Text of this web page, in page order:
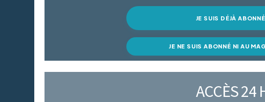
JE SUIS DÉJÀ
JE NE SUIS ABONNÉ NI AU
ACCÈS 24